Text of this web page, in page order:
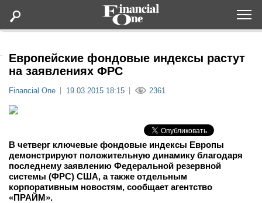
Статьи
Lifestyle
Мероприятия
Европейские фондовые индексы растут
на заявлениях ФРС
Financial One 19.03.2015 18:15 2361
В четверг ключевые фондовые индексы Европы
демонстрируют положительную динамику благодаря
последнему заявлению Федеральной резервной
системы (ФРС) США, а также отдельным
корпоративным новостям, сообщает агентство
«ПРАЙМ».